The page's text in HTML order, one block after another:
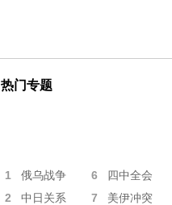
热门专题
1 俄乌战争 6 四中全会
2 中日关系 7 美伊冲突